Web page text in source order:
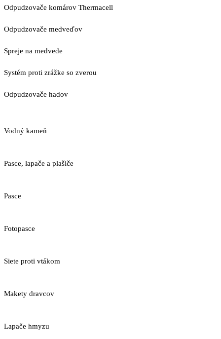
Odpudzovače komárov Thermacell
Odpudzovače medveďov
Spreje na medvede
Systém proti zrážke so zverou
Odpudzovače hadov
Vodný kameň
Pasce, lapače a plašiče
Pasce
Fotopasce
Siete proti vtákom
Makety dravcov
Lapače hmyzu